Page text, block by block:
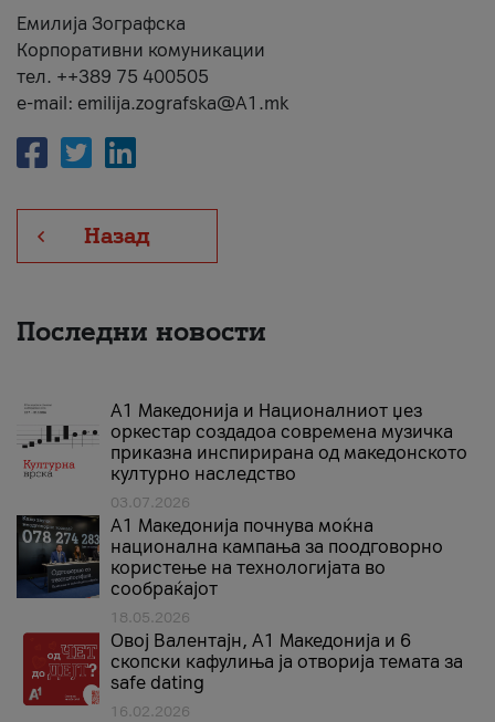
Емилија Зографска
Корпоративни комуникации
тел. ++389 75 400505
e-mail: emilija.zografska@A1.mk
Назад
Последни новости
А1 Македонија и Националниот џез
оркестар создадоа современа музичка
приказна инспирирана од македонското
културно наследство
03.07.2026
A1 Македонија почнува моќна
национална кампања за поодговорно
користење на технологијата во
сообраќајот
18.05.2026
Овој Валентајн, A1 Македонија и 6
скопски кафулиња ја отворија темата за
safe dating
16.02.2026